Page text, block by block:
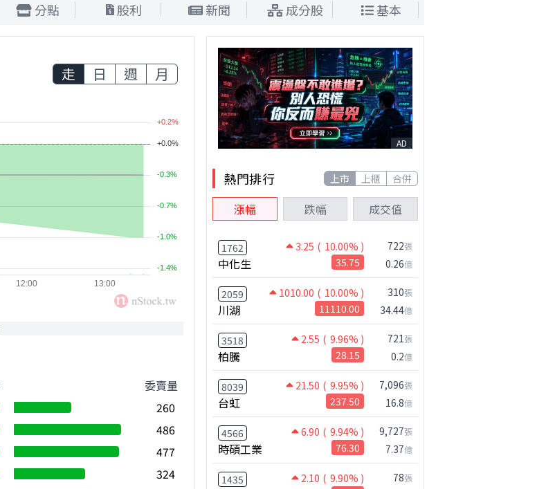
分點 股利 新聞 成分股 基本
走 日 週 月
委賣量
260
486
477
324
AD
熱門排行 上市 上櫃 合併
漲幅 跌幅 成交值
1762 3.25 ( 10.00% )
中化生 35.75
722張
0.26億
2059 1010.00 ( 10.00% )
川湖 11110.00
310張
34.44億
3518 2.55 ( 9.96% )
柏騰 28.15
721張
0.2億
8039 21.50 ( 9.95% )
台虹 237.50
7,096張
16.8億
4566 6.90 ( 9.94% )
時碩工業 76.30
9,727張
7.37億
1435 2.10 ( 9.90% ) 78張